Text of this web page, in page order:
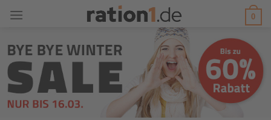
Inhalt
0